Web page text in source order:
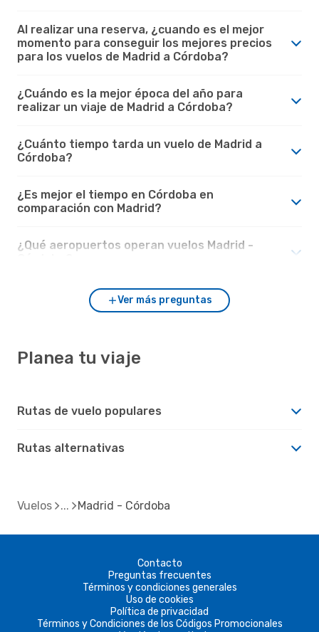
Al realizar una reserva, ¿cuando es el mejor
momento para conseguir los mejores precios
para los vuelos de Madrid a Córdoba?
¿Cuándo es la mejor época del año para
realizar un viaje de Madrid a Córdoba?
¿Cuánto tiempo tarda un vuelo de Madrid a
Córdoba?
¿Es mejor el tiempo en Córdoba en
comparación con Madrid?
¿Qué aeropuertos operan vuelos Madrid -
Ver más preguntas
Planea tu viaje
Rutas de vuelo populares
Rutas alternativas
Vuelos Madrid - Córdoba
Contacto
Preguntas frecuentes
Términos y condiciones generales
Uso de cookies
Política de privacidad
Términos y Condiciones de los Códigos Promocionales